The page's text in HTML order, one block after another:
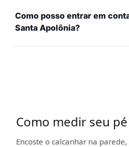
Como posso entrar em
Santa Apolônia?
Como medir seu pé
Encoste o calcanhar na